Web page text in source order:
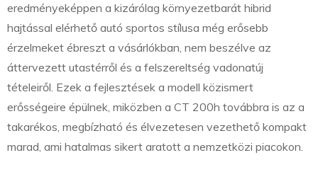
eredményeképpen a kizárólag környezetbarát hibrid
hajtással elérhető autó sportos stílusa még erősebb
érzelmeket ébreszt a vásárlókban, nem beszélve az
áttervezett utastérről és a felszereltség vadonatúj
tételeiről. Ezek a fejlesztések a modell közismert
erősségeire épülnek, miközben a CT 200h továbbra is az a
takarékos, megbízható és élvezetesen vezethető kompakt
marad, ami hatalmas sikert aratott a nemzetközi piacokon.